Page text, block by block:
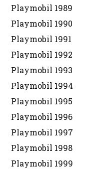
Playmobil 1989
Playmobil 1990
Playmobil 1991
Playmobil 1992
Playmobil 1993
Playmobil 1994
Playmobil 1995
Playmobil 1996
Playmobil 1997
Playmobil 1998
Playmobil 1999